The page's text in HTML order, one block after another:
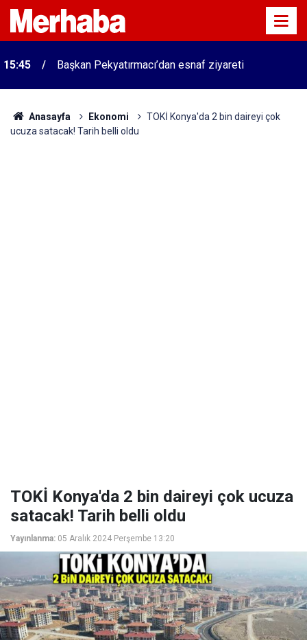
15:45 Başkan Pekyatırmacı’dan esnaf ziyareti
Anasayfa Ekonomi
TOKİ Konya'da 2 bin daireyi çok
ucuza satacak! Tarih belli oldu
TOKİ Konya'da 2 bin daireyi çok ucuza
satacak! Tarih belli oldu
Yayınlanma: 05 Aralık 2024 Perşembe 13:20